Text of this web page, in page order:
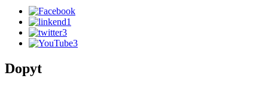
Dopyt